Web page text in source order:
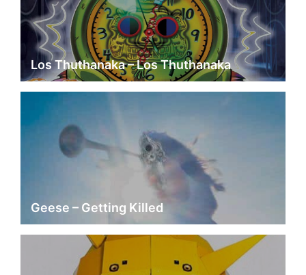
Los Thuthanaka – Los Thuthanaka
Geese – Getting Killed